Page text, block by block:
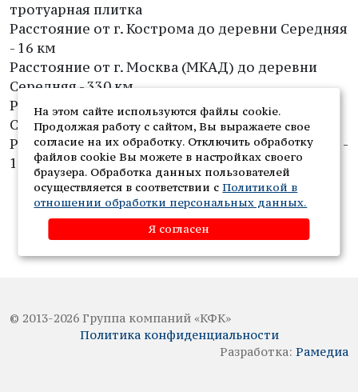
тротуарная плитка
Расстояние от г. Кострома до деревни Середняя
- 16 км
Расстояние от г. Москва (МКАД) до деревни
Середняя - 330 км
Расстояние от г. Ярославль до деревни
Середняя - 90 км
Расстояние от г. Иваново до деревни Середняя -
100 км
© 2013-2026 Группа компаний «КФК»
Политика конфиденциальности
Разработка: Рамедиа
На этом сайте используются файлы cookie.
Продолжая работу с сайтом, Вы выражаете свое
согласие на их обработку. Отключить обработку
файлов cookie Вы можете в настройках своего
браузера. Обработка данных пользователей
осуществляется в соответствии сПолитикой в
отношении обработки персональных данных.
Я согласен